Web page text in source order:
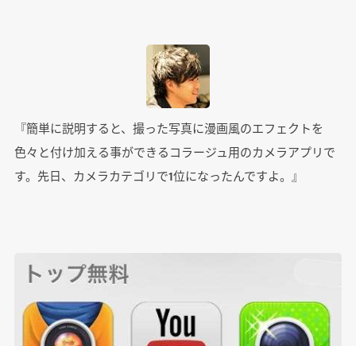
『簡単に説明すると、撮った写真に漫画風のエフェクトを
色々と付け加える事ができるコラージュ用のカメラアプリで
す。先日、カメラカテゴリで1位になったんですよ。』